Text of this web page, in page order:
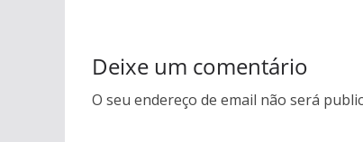
Deixe um comentário
O seu endereço de email não será